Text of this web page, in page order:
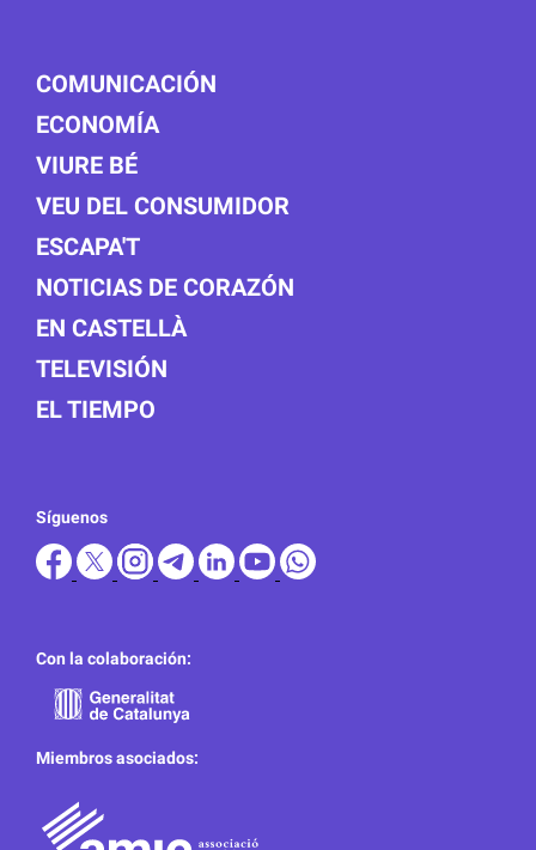
COMUNICACIÓN
ECONOMÍA
VIURE BÉ
VEU DEL CONSUMIDOR
ESCAPA'T
NOTICIAS DE CORAZÓN
EN CASTELLÀ
TELEVISIÓN
EL TIEMPO
Síguenos
Con la colaboración:
Miembros asociados: